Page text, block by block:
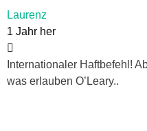
Laurenz
1 Jahr her
Internationaler Haftbefehl!
was erlauben O’Leary..